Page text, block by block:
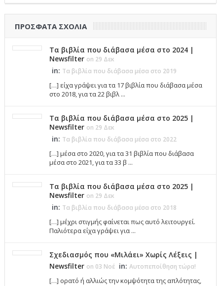
ΠΡΌΣΦΑΤΑ ΣΧΌΛΙΑ
Τα βιβλία που διάβασα μέσα στο 2024 |
Newsfilter on 29 Δεκ
in: Τα βιβλία που διάβασα μέσα στο 2019
[…] είχα γράψει για τα 17 βιβλία που διάβασα μέσα
στο 2018, για τα 22 βιβλ ...
Τα βιβλία που διάβασα μέσα στο 2025 |
Newsfilter on 29 Δεκ
in: Τα βιβλία που διάβασα μέσα στο 2022
[…] μέσα στο 2020, για τα 31 βιβλία που διάβασα
μέσα στο 2021, για τα 33 β ...
Τα βιβλία που διάβασα μέσα στο 2025 |
Newsfilter on 29 Δεκ
in: Τα βιβλία που διάβασα μέσα στο 2018
[…] μέχρι στιγμής φαίνεται πως αυτό λειτουργεί.
Παλιότερα είχα γράψει για ...
Σχεδιασμός που «Μιλάει» Χωρίς Λέξεις |
Newsfilter on 03 Νοέ in: Αυτοπεποίθηση τώρα!
[…] ορατό ή αλλιώς την κομψότητα της απλότητας,